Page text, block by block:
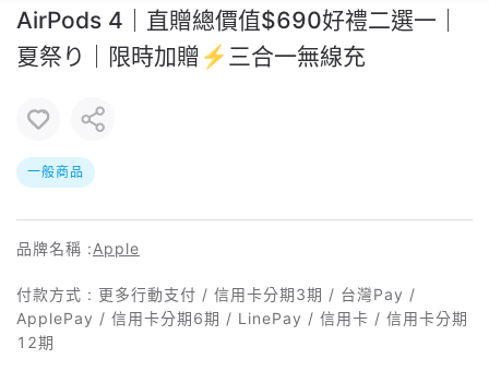
AirPods 4｜直贈總價值$690好禮二選一｜
夏祭り｜限時加贈⚡️三合一無線充
一般商品
品牌名稱 :Apple
付款方式 : 更多行動支付 / 信用卡分期3期 / 台灣Pay /
ApplePay / 信用卡分期6期 / LinePay / 信用卡 / 信用卡分期
12期